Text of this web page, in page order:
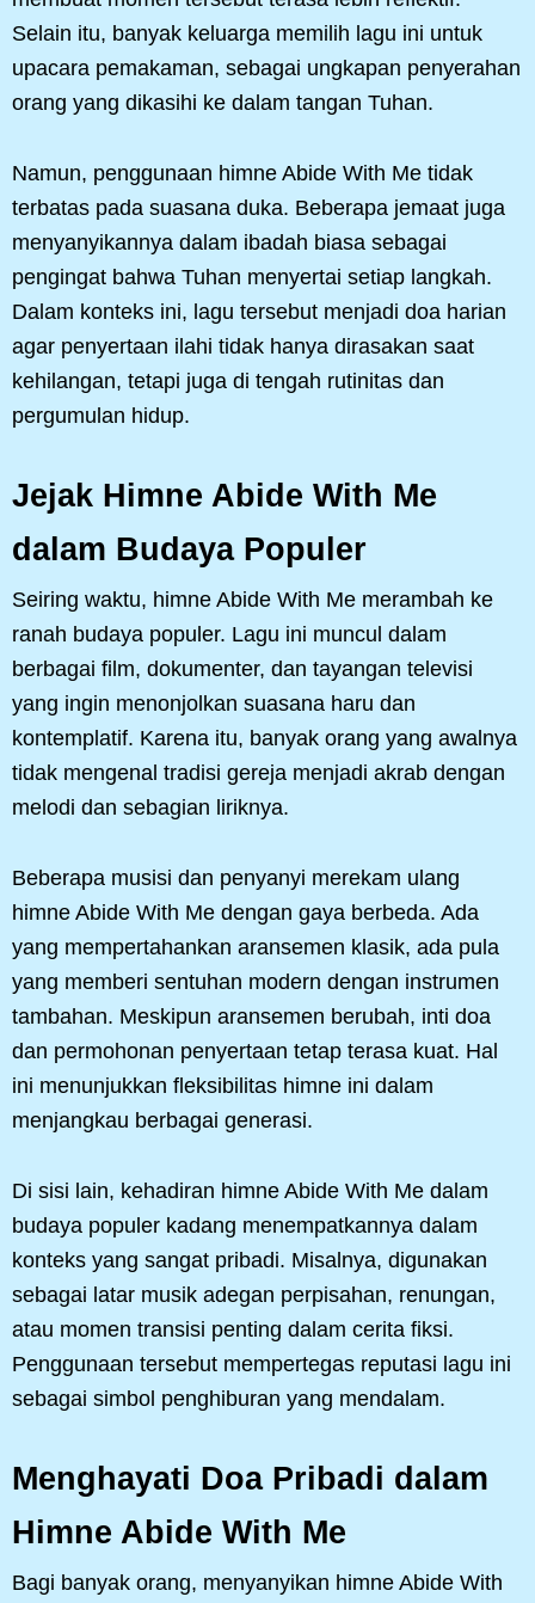
Selain itu, banyak keluarga memilih lagu ini untuk
upacara pemakaman, sebagai ungkapan penyerahan
orang yang dikasihi ke dalam tangan Tuhan.
Namun, penggunaan himne Abide With Me tidak
terbatas pada suasana duka. Beberapa jemaat juga
menyanyikannya dalam ibadah biasa sebagai
pengingat bahwa Tuhan menyertai setiap langkah.
Dalam konteks ini, lagu tersebut menjadi doa harian
agar penyertaan ilahi tidak hanya dirasakan saat
kehilangan, tetapi juga di tengah rutinitas dan
pergumulan hidup.
Jejak Himne Abide With Me
dalam Budaya Populer
Seiring waktu, himne Abide With Me merambah ke
ranah budaya populer. Lagu ini muncul dalam
berbagai film, dokumenter, dan tayangan televisi
yang ingin menonjolkan suasana haru dan
kontemplatif. Karena itu, banyak orang yang awalnya
tidak mengenal tradisi gereja menjadi akrab dengan
melodi dan sebagian liriknya.
Beberapa musisi dan penyanyi merekam ulang
himne Abide With Me dengan gaya berbeda. Ada
yang mempertahankan aransemen klasik, ada pula
yang memberi sentuhan modern dengan instrumen
tambahan. Meskipun aransemen berubah, inti doa
dan permohonan penyertaan tetap terasa kuat. Hal
ini menunjukkan fleksibilitas himne ini dalam
menjangkau berbagai generasi.
Di sisi lain, kehadiran himne Abide With Me dalam
budaya populer kadang menempatkannya dalam
konteks yang sangat pribadi. Misalnya, digunakan
sebagai latar musik adegan perpisahan, renungan,
atau momen transisi penting dalam cerita fiksi.
Penggunaan tersebut mempertegas reputasi lagu ini
sebagai simbol penghiburan yang mendalam.
Menghayati Doa Pribadi dalam
Himne Abide With Me
Bagi banyak orang, menyanyikan himne Abide With